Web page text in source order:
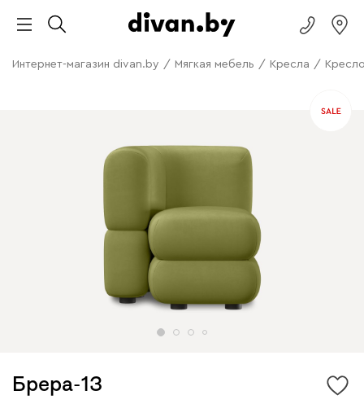
Интернет-магазин divan.by / Мягкая мебель / Кресла /
Брера-13